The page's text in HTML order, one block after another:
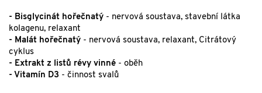
- Bisglycinát hořečnatý - nervová soustava, stavební látka
kolagenu, relaxant
- Malát hořečnatý - nervová soustava, relaxant, Citrátový
cyklus
- Extrakt z listů révy vinné - oběh
- Vitamín D3 - činnost svalů